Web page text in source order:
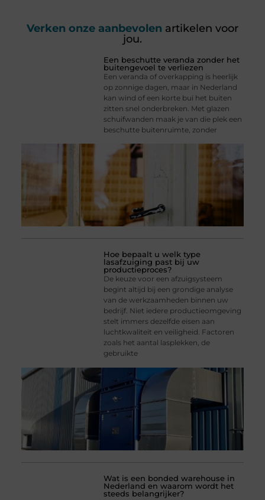
Verken onze aanbevolen artikelen voor
jou.
Een beschutte veranda zonder het
buitengevoel te verliezen
Een veranda of overkapping is heerlijk
op zonnige dagen, maar in Nederland
kan wind of een korte bui het buiten
zitten snel onderbreken. Met glazen
schuifwanden maak je van die plek een
beschutte buitenruimte, zonder
Hoe bepaalt u welk type
lasafzuiging past bij uw
productieproces?
De keuze voor een afzuigsysteem
begint altijd bij een grondige analyse
van de werkzaamheden binnen uw
bedrijf. Niet iedere productieomgeving
stelt immers dezelfde eisen aan
luchtkwaliteit en veiligheid. Factoren
zoals het aantal lasplekken, de
gebruikte
Wat is een bonded warehouse in
Nederland en waarom wordt het
steeds belangrijker?